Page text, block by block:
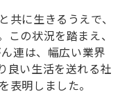
に生きるうえで、
の状況を踏まえ、
連は、幅広い業界
良い生活を送れる社
表明しました。